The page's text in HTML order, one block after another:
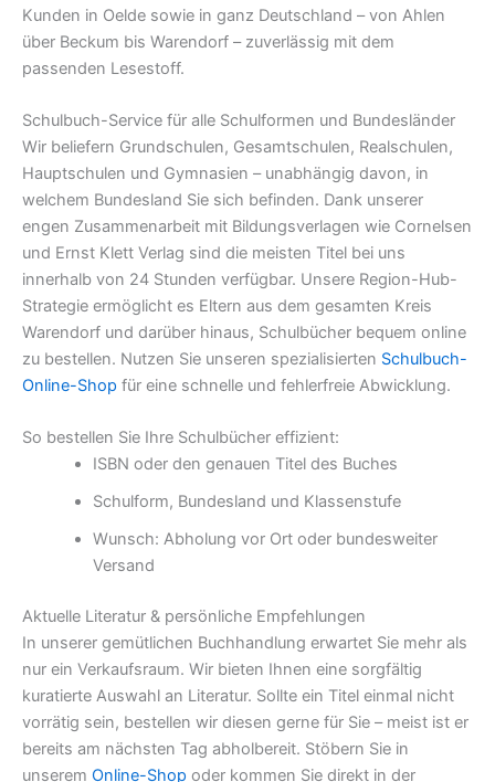
Kunden in Oelde sowie in ganz Deutschland – von Ahlen
über Beckum bis Warendorf – zuverlässig mit dem
passenden Lesestoff.
Schulbuch-Service für alle Schulformen und Bundesländer
Wir beliefern Grundschulen, Gesamtschulen, Realschulen,
Hauptschulen und Gymnasien – unabhängig davon, in
welchem Bundesland Sie sich befinden. Dank unserer
engen Zusammenarbeit mit Bildungsverlagen wie Cornelsen
und Ernst Klett Verlag sind die meisten Titel bei uns
innerhalb von 24 Stunden verfügbar. Unsere Region-Hub-
Strategie ermöglicht es Eltern aus dem gesamten Kreis
Warendorf und darüber hinaus, Schulbücher bequem online
zu bestellen. Nutzen Sie unseren spezialisierten Schulbuch-
Online-Shop für eine schnelle und fehlerfreie Abwicklung.
So bestellen Sie Ihre Schulbücher effizient:
ISBN oder den genauen Titel des Buches
Schulform, Bundesland und Klassenstufe
Wunsch: Abholung vor Ort oder bundesweiter
Versand
Aktuelle Literatur & persönliche Empfehlungen
In unserer gemütlichen Buchhandlung erwartet Sie mehr als
nur ein Verkaufsraum. Wir bieten Ihnen eine sorgfältig
kuratierte Auswahl an Literatur. Sollte ein Titel einmal nicht
vorrätig sein, bestellen wir diesen gerne für Sie – meist ist er
bereits am nächsten Tag abholbereit. Stöbern Sie in
unserem Online-Shop oder kommen Sie direkt in der